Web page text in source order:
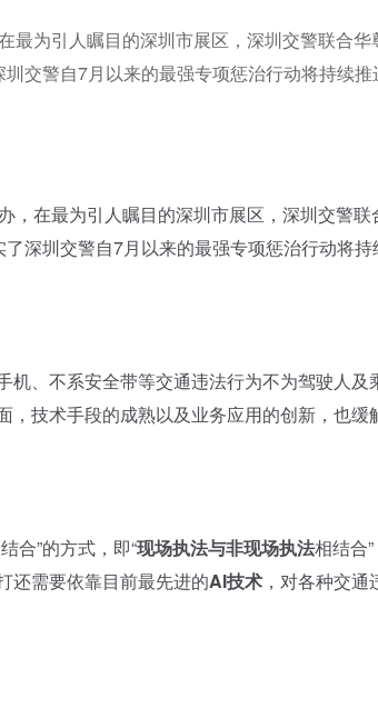
最为引人瞩目的深圳市展区，深圳交警联合华
交警自7月以来的最强专项惩治行动将持续推
在最为引人瞩目的深圳市展区，深圳交警联
深圳交警自7月以来的最强专项惩治行动将持
、不系安全带等交通违法行为不为驾驶人及
技术手段的成熟以及业务应用的创新，也缓
合”的方式，即“现场执法与非现场执法相结合
还需要依靠目前最先进的AI技术 ，对各种交通